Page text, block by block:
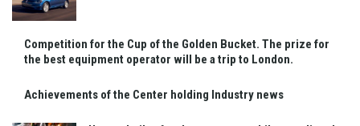
Competition for the Cup of the Golden Bucket. The prize for
the best equipment operator will be a trip to London.
Achievements of the Center holding Industry news